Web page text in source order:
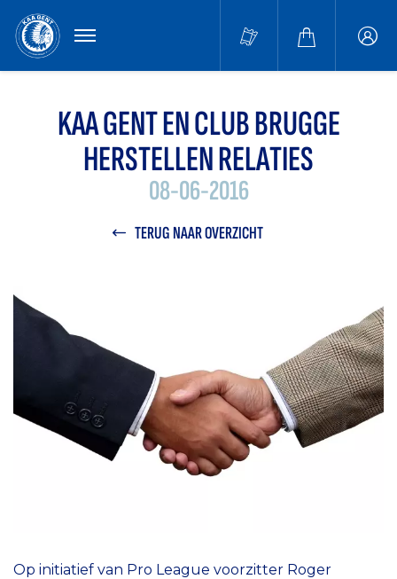
MENU
KAA GENT EN CLUB BRUGGE
HERSTELLEN RELATIES
08-06-2016
TERUG NAAR OVERZICHT
Op initiatief van Pro League voorzitter Roger